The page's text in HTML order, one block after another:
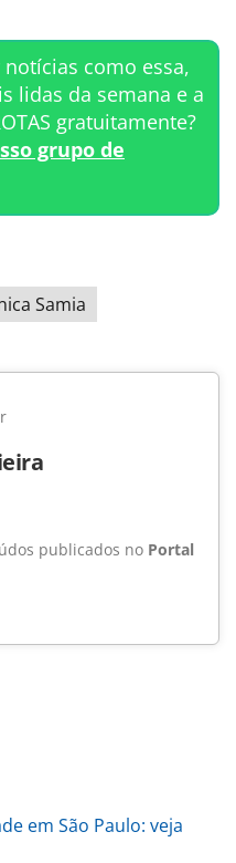
como essa,
lidas da semana e a
gratuitamente?
grupo de
Samia
publicados no Portal
em São Paulo: veja